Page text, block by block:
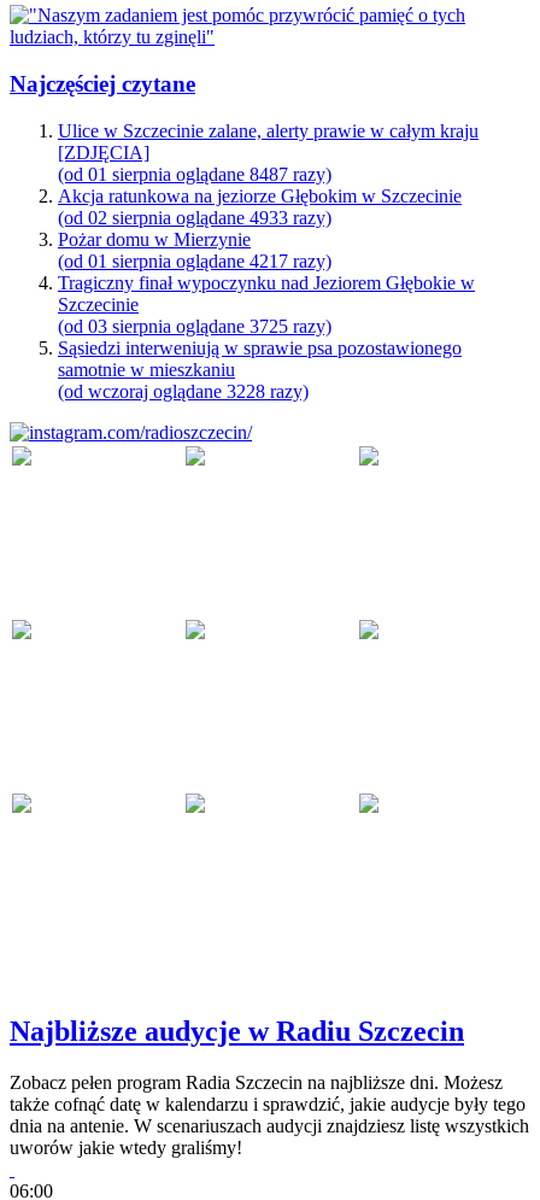
Najczęściej czytane
Ulice w Szczecinie zalane, alerty prawie w całym kraju
[ZDJĘCIA]
(od 01 sierpnia oglądane 8487 razy)
Akcja ratunkowa na jeziorze Głębokim w Szczecinie
(od 02 sierpnia oglądane 4933 razy)
Pożar domu w Mierzynie
(od 01 sierpnia oglądane 4217 razy)
Tragiczny finał wypoczynku nad Jeziorem Głębokie w
Szczecinie
(od 03 sierpnia oglądane 3725 razy)
Sąsiedzi interweniują w sprawie psa pozostawionego
samotnie w mieszkaniu
(od wczoraj oglądane 3228 razy)
Najbliższe audycje w Radiu Szczecin
Zobacz pełen program Radia Szczecin na najbliższe dni. Możesz
także cofnąć datę w kalendarzu i sprawdzić, jakie audycje były tego
dnia na antenie. W scenariuszach audycji znajdziesz listę wszystkich
uworów jakie wtedy graliśmy!
06:00